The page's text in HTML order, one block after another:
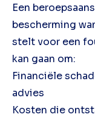
Een
bescherming
stelt voor een
kan gaan om:
Financiële
advies
Kosten die